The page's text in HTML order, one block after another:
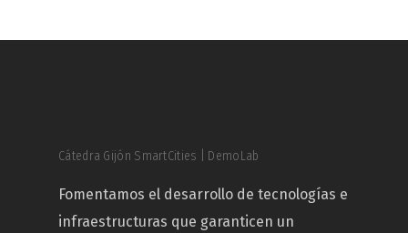
Cátedra Gijón SmartCities | DemoLab
Fomentamos el desarrollo de tecnologías e
infraestructuras que garanticen un